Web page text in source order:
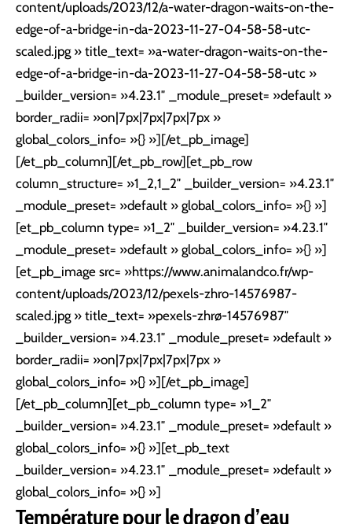
content/uploads/2023/12/a-water-dragon-waits-on-the-
edge-of-a-bridge-in-da-2023-11-27-04-58-58-utc-
scaled.jpg » title_text= »a-water-dragon-waits-on-the-
edge-of-a-bridge-in-da-2023-11-27-04-58-58-utc »
_builder_version= »4.23.1″ _module_preset= »default »
border_radii= »on|7px|7px|7px|7px »
global_colors_info= »{} »][/et_pb_image]
[/et_pb_column][/et_pb_row][et_pb_row
column_structure= »1_2,1_2″ _builder_version= »4.23.1″
_module_preset= »default » global_colors_info= »{} »]
[et_pb_column type= »1_2″ _builder_version= »4.23.1″
_module_preset= »default » global_colors_info= »{} »]
[et_pb_image src= »https://www.animalandco.fr/wp-
content/uploads/2023/12/pexels-zhro-14576987-
scaled.jpg » title_text= »pexels-zhrø-14576987″
_builder_version= »4.23.1″ _module_preset= »default »
border_radii= »on|7px|7px|7px|7px »
global_colors_info= »{} »][/et_pb_image]
[/et_pb_column][et_pb_column type= »1_2″
_builder_version= »4.23.1″ _module_preset= »default »
global_colors_info= »{} »][et_pb_text
_builder_version= »4.23.1″ _module_preset= »default »
global_colors_info= »{} »]
Température pour le dragon d’eau